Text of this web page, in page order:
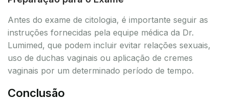
Antes do exame de citologia, é importante seguir as
instruções fornecidas pela equipe médica da Dr.
Lumimed, que podem incluir evitar relações sexuais,
uso de duchas vaginais ou aplicação de cremes
vaginais por um determinado período de tempo.
Conclusão